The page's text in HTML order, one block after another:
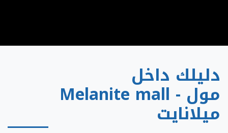
دليلك داخل
Melanite mall - مول
ميلانايت